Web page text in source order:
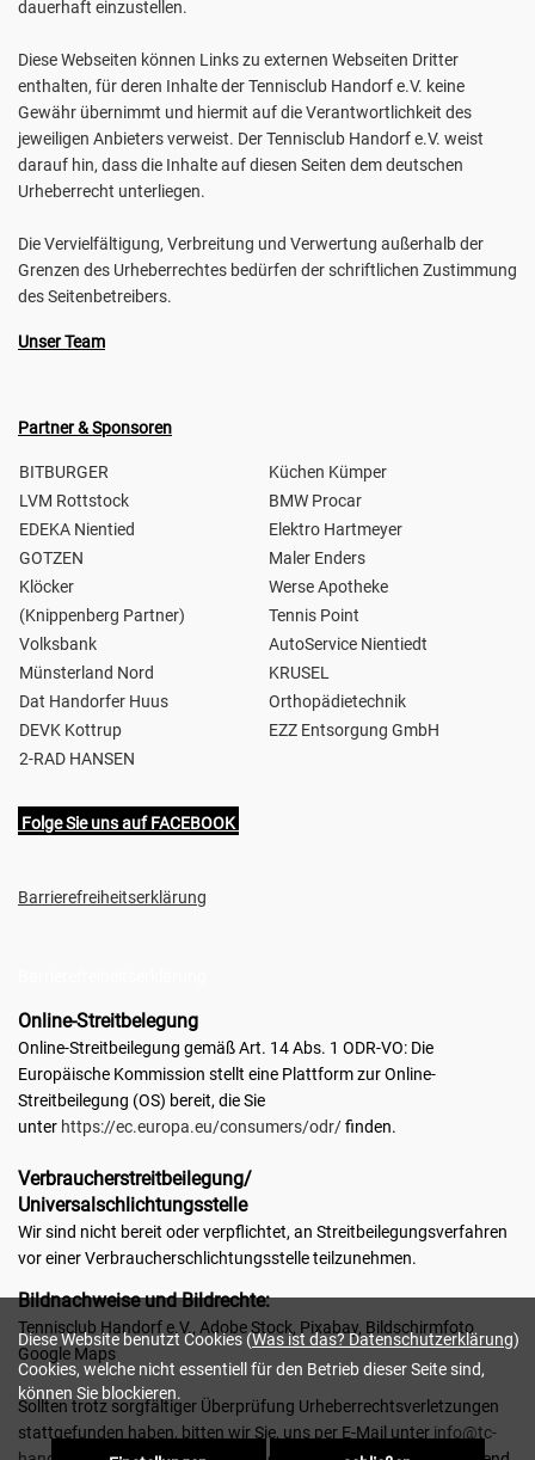
dauerhaft einzustellen.
Diese Webseiten können Links zu externen Webseiten Dritter
enthalten, für deren Inhalte der Tennisclub Handorf e.V. keine
Gewähr übernimmt und hiermit auf die Verantwortlichkeit des
jeweiligen Anbieters verweist. Der Tennisclub Handorf e.V. weist
darauf hin, dass die Inhalte auf diesen Seiten dem deutschen
Urheberrecht unterliegen.
Die Vervielfältigung, Verbreitung und Verwertung außerhalb der
Grenzen des Urheberrechtes bedürfen der schriftlichen Zustimmung
des Seitenbetreibers.
Unser Team
Partner & Sponsoren
BITBURGER
Küchen Kümper
LVM Rottstock
BMW Procar
EDEKA Nientied
Elektro Hartmeyer
GOTZEN
Maler Enders
Klöcker
Werse Apotheke
(Knippenberg Partner)
Tennis Point
Volksbank
AutoService Nientiedt
Münsterland Nord
KRUSEL
Dat Handorfer Huus
Orthopädietechnik
DEVK Kottrup
EZZ Entsorgung GmbH
2-RAD HANSEN
Folge Sie uns auf FACEBOOK
Barrierefreiheitserklärung
Online-Streitbelegung
Online-Streitbeilegung gemäß Art. 14 Abs. 1 ODR-VO: Die
Europäische Kommission stellt eine Plattform zur Online-
Streitbeilegung (OS) bereit, die Sie
unter https://ec.europa.eu/consumers/odr/finden.
Verbraucher­streit­beilegung/
Universal­schlichtungs­stelle
Wir sind nicht bereit oder verpflichtet, an Streitbeilegungsverfahren
vor einer Verbraucherschlichtungsstelle teilzunehmen.
Bildnachweise und Bildrechte:
Tennisclub Handorf e.V., Adobe Stock, Pixabay, Bildschirmfoto
Google Maps
Sollten trotz sorgfältiger Überprüfung Urheberrechtsverletzungen
stattgefunden haben, bitten wir Sie, uns per E-Mail unter info@tc-
Diese Website benutzt Cookies (Was ist das? Datenschutzerklärung)
Cookies, welche nicht essentiell für den Betrieb dieser Seite sind,
können Sie blockieren.